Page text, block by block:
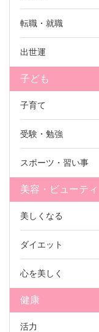
転職・就職
出世運
子ども
子育て
受験・勉強
スポーツ・習い事
美容・ビューティ
美しくなる
ダイエット
心を美しく
健康
活力